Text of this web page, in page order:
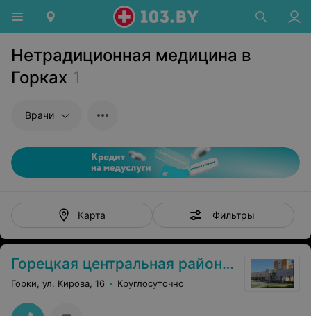
Нетрадиционная медицина в
Горках 1
Врачи
Карта Фильтры
Горецкая центральная районная больница
Горки, ул. Кирова, 16 Круглосуточно